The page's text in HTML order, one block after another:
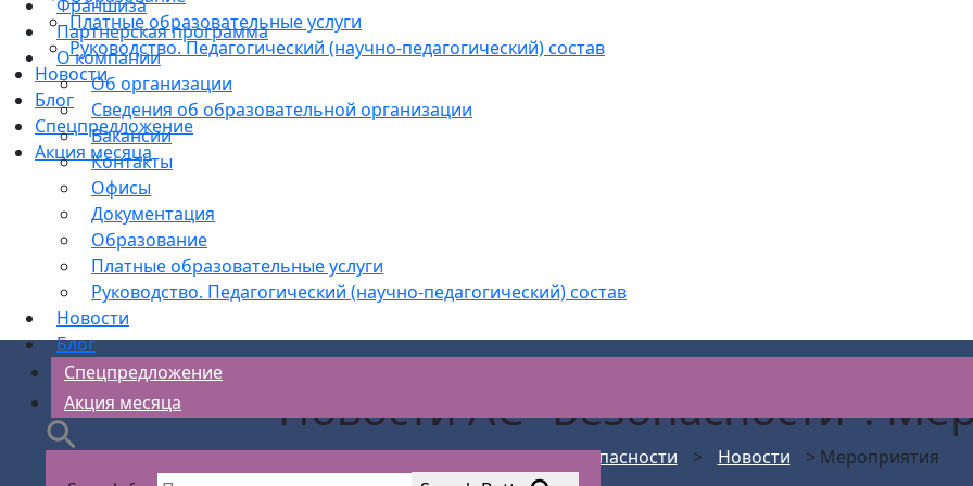
Платные образовательные услуги
Руководство. Педагогический (научно-педагогический) состав
Новости
Блог
Спецпредложение
Акция месяца
Франшиза
Партнерская программа
О компании
Об организации
Сведения об образовательной организации
Вакансии
Контакты
Офисы
Документация
Образование
Платные образовательные услуги
Руководство. Педагогический (научно-педагогический) состав
Новости
Блог
Спецпредложение
Акция месяца
Новости АС "Безопасности":
АС Безопасности > Новости > Мероприятия